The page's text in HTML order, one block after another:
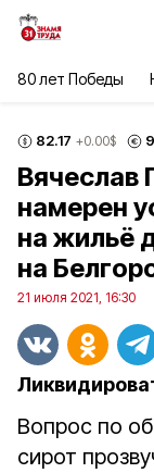
80 лет Победы
82.17 +0.00$
Вячеслав
намерен
на жильё
на
21 июля 2021, 16:30
Вопрос по
сирот